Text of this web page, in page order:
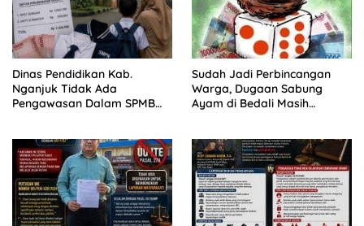
Dinas Pendidikan Kab.
Nganjuk Tidak Ada
Pengawasan Dalam SPMB
Sudah Jadi Perbincangan
Warga, Dugaan Sabung
Ayam di Bedali Masih